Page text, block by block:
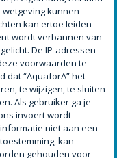
kunnen
kan ertoe leiden
wordt verbannen van
De IP-adressen
voorwaarden te
dat “AquaforA” het
te wijzigen, te sluiten
Als gebruiker ga je
invoert wordt
niet aan een
kan
gehouden voor